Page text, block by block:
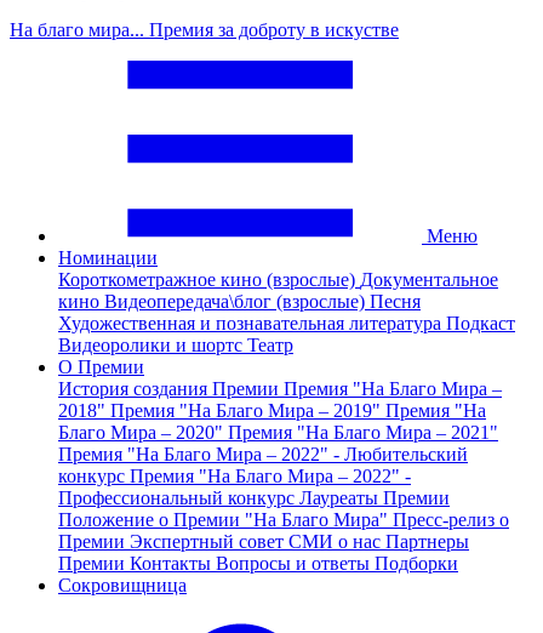
На благо мира... Премия за доброту в искустве
Меню
Номинации
Короткометражное кино (взрослые) Документальное
кино Видеопередача\блог (взрослые) Песня
Художественная и познавательная литература Подкаст
Видеоролики и шортс Театр
О Премии
История создания Премии Премия "На Благо Мира –
2018" Премия "На Благо Мира – 2019" Премия "На
Благо Мира – 2020" Премия "На Благо Мира – 2021"
Премия "На Благо Мира – 2022" - Любительский
конкурс Премия "На Благо Мира – 2022" -
Профессиональный конкурс Лауреаты Премии
Положение о Премии "На Благо Мира" Пресс-релиз о
Премии Экспертный совет СМИ о нас Партнеры
Премии Контакты Вопросы и ответы Подборки
Сокровищница